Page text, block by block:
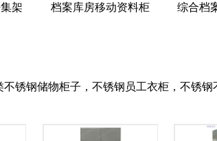
架 档案库房移动资料柜 综合档
锈钢储物柜子，不锈钢员工衣柜，不锈钢